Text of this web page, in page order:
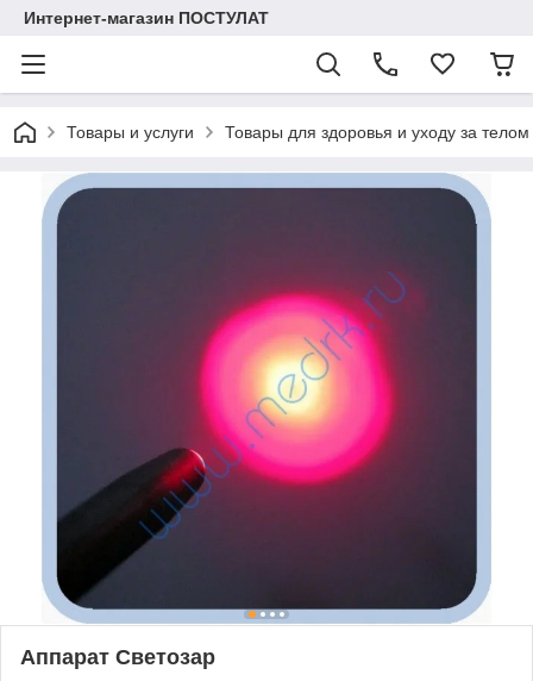
Интернет-магазин ПОСТУЛАТ
Товары и услуги Товары для здоровья и уходу за телом
Аппарат Светозар